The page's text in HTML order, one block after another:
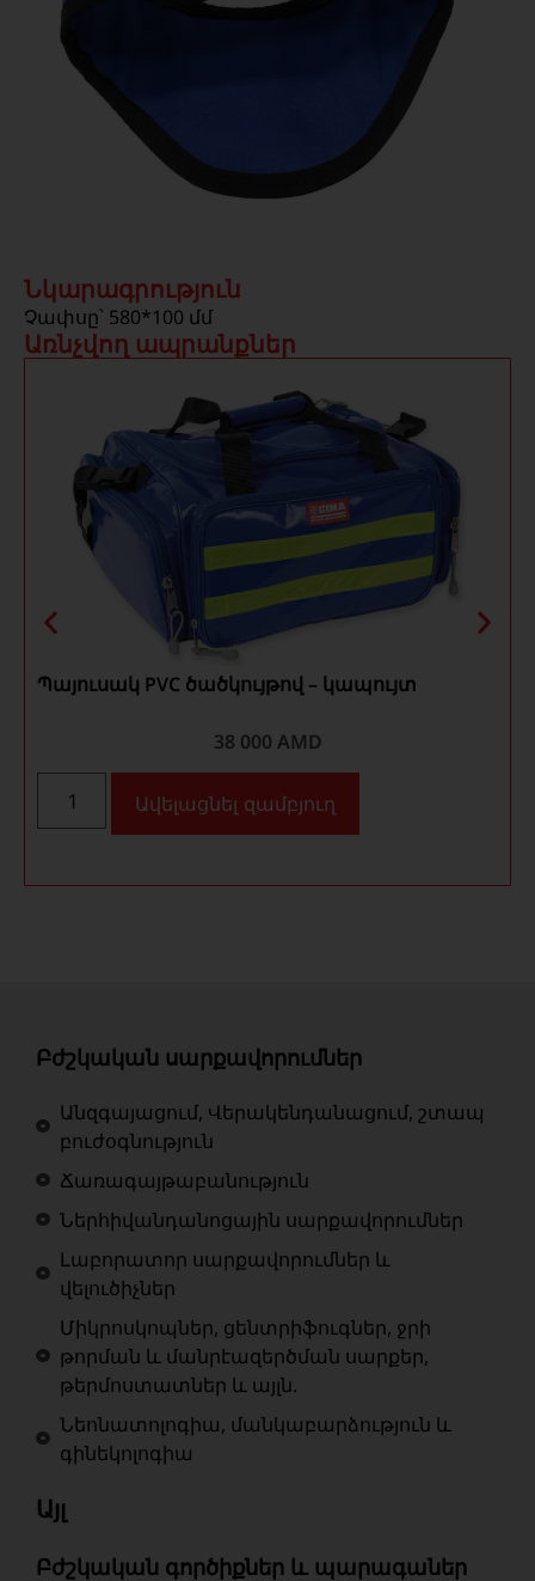
Նկարագրություն
Չափսը՝ 580*100 մմ
Առնչվող ապրանքներ
Պայուսակ PVC ծածկույթով – կապույտ
38 000 AMD
Ավելացնել զամբյուղ
Բժշկական սարքավորումներ
Անզգայացում, Վերակենդանացում, շտապ
բուժօգնություն
Ճառագայթաբանություն
Ներհիվանդանոցային սարքավորումներ
Լաբորատոր սարքավորումներ և
վելուծիչներ
Միկրոսկոպներ, ցենտրիֆուգներ, ջրի
թորման և մանրէազերծման սարքեր,
թերմոստատներ և այլն.
Նեոնատոլոգիա, մանկաբարձություն և
գինեկոլոգիա
Այլ
Բժշկական գործիքներ և պարագաներ